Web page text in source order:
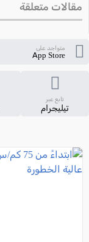
مقالات متعلقة
متواجد على
App Store
تابع عبر
تيليجرام